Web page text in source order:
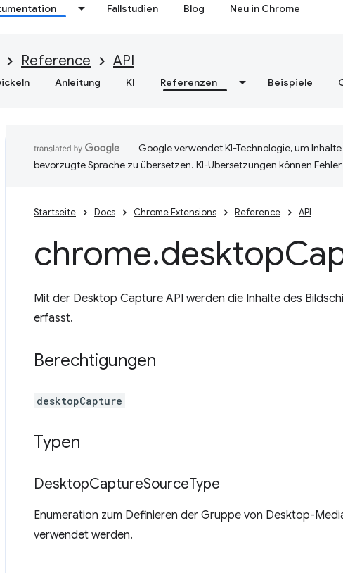
Fallstudien Blog Neu in Chrome
Reference API
Anleitung KI Referenzen Beispiele
Google verwendet KI-Technologie, um Inhalte
bevorzugte Sprache zu übersetzen. KI-Übersetzungen können
Startseite Docs Chrome Extensions Reference API
chrome.desktop
Mit der Desktop Capture API werden die Inhalte des
erfasst.
Berechtigungen
desktopCapture
Typen
DesktopCaptureSourceType
Enumeration zum Definieren der Gruppe von Desktop-
verwendet werden.